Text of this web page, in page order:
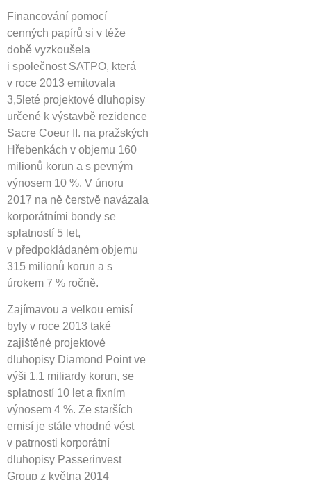
Financování pomocí
cenných papírů si v téže
době vyzkoušela
i společnost SATPO, která
v roce 2013 emitovala
3,5leté projektové dluhopisy
určené k výstavbě rezidence
Sacre Coeur II. na pražských
Hřebenkách v objemu 160
milionů korun a s pevným
výnosem 10 %. V únoru
2017 na ně čerstvě navázala
korporátními bondy se
splatností 5 let,
v předpokládaném objemu
315 milionů korun a s
úrokem 7 % ročně.
Zajímavou a velkou emisí
byly v roce 2013 také
zajištěné projektové
dluhopisy Diamond Point ve
výši 1,1 miliardy korun, se
splatností 10 let a fixním
výnosem 4 %. Ze starších
emisí je stále vhodné vést
v patrnosti korporátní
dluhopisy Passerinvest
Group z května 2014